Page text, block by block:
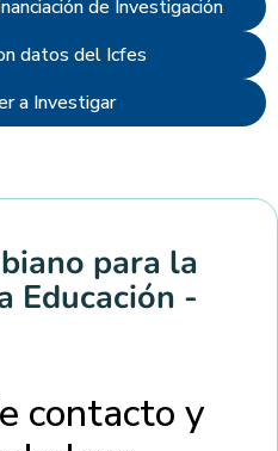
de Investigación
datos del Icfes
a Investigar
para la
Educación -
contacto y